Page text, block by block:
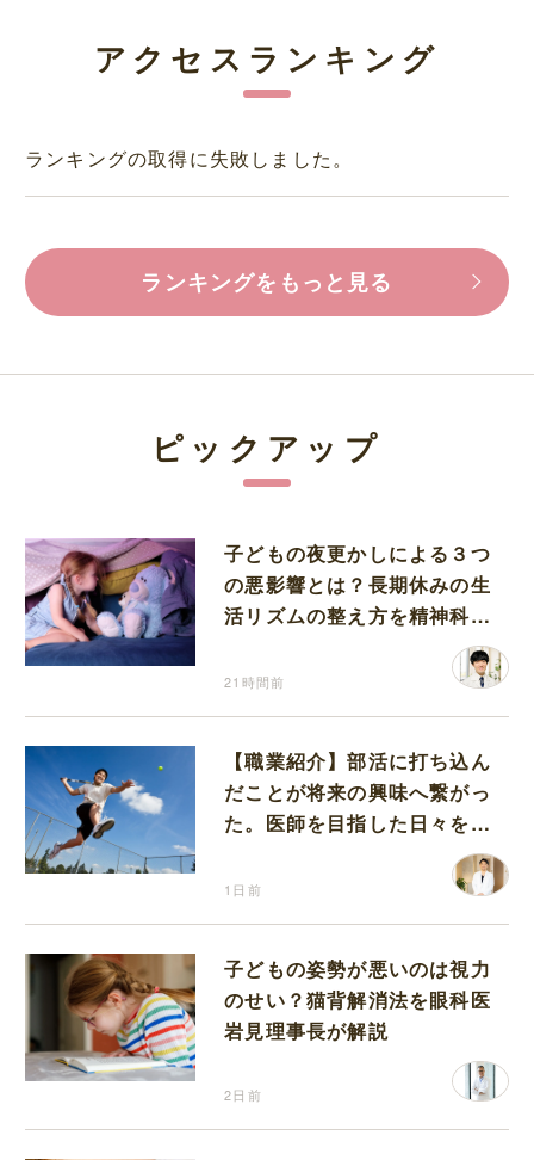
アクセスランキング
ランキングの取得に失敗しました。
ランキングをもっと見る
ピックアップ
子どもの夜更かしによる３つ
の悪影響とは？長期休みの生
活リズムの整え方を精神科医
21時間前
【職業紹介】部活に打ち込ん
だことが将来の興味へ繋がっ
た。医師を目指した日々を振
1日前
子どもの姿勢が悪いのは視力
のせい？猫背解消法を眼科医
岩見理事長が解説
2日前